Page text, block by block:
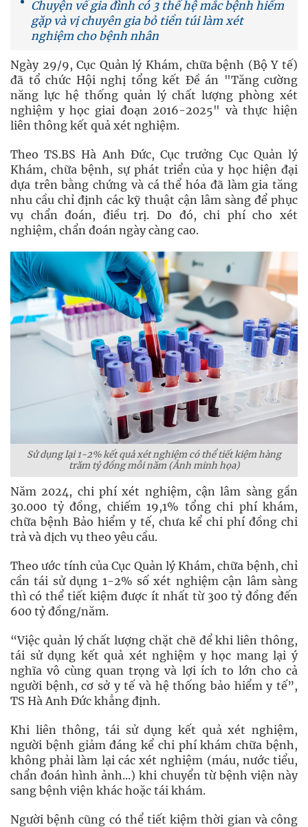
Chuyện về gia đình có 3 thế hệ mắc bệnh hiếm
gặp và vị chuyên gia bỏ tiền túi làm xét
nghiệm cho bệnh nhân
Ngày 29/9, Cục Quản lý Khám, chữa bệnh (Bộ Y tế)
đã tổ chức Hội nghị tổng kết Đề án "Tăng cường
năng lực hệ thống quản lý chất lượng phòng xét
nghiệm y học giai đoạn 2016-2025" và thực hiện
liên thông kết quả xét nghiệm.
Theo TS.BS Hà Anh Đức, Cục trưởng Cục Quản lý
Khám, chữa bệnh, sự phát triển của y học hiện đại
dựa trên bằng chứng và cá thể hóa đã làm gia tăng
nhu cầu chỉ định các kỹ thuật cận lâm sàng để phục
vụ chẩn đoán, điều trị. Do đó, chi phí cho xét
nghiệm, chẩn đoán ngày càng cao.
Sử dụng lại 1-2% kết quả xét nghiệm có thể tiết kiệm hàng
trăm tỷ đồng mỗi năm (Ảnh minh họa)
Năm 2024, chi phí xét nghiệm, cận lâm sàng gần
30.000 tỷ đồng, chiếm 19,1% tổng chi phí khám,
chữa bệnh Bảo hiểm y tế, chưa kể chi phí đồng chi
trả và dịch vụ theo yêu cầu.
Theo ước tính của Cục Quản lý Khám, chữa bệnh, chỉ
cần tái sử dụng 1-2% số xét nghiệm cận lâm sàng
thì có thể tiết kiệm được ít nhất từ 300 tỷ đồng đến
600 tỷ đồng/năm.
“Việc quản lý chất lượng chặt chẽ để khi liên thông,
tái sử dụng kết quả xét nghiệm y học mang lại ý
nghĩa vô cùng quan trọng và lợi ích to lớn cho cả
người bệnh, cơ sở y tế và hệ thống bảo hiểm y tế”,
TS Hà Anh Đức khẳng định.
Khi liên thông, tái sử dụng kết quả xét nghiệm,
người bệnh giảm đáng kể chi phí khám chữa bệnh,
không phải làm lại các xét nghiệm (máu, nước tiểu,
chẩn đoán hình ảnh...) khi chuyển từ bệnh viện này
sang bệnh viện khác hoặc tái khám.
Người bệnh cũng có thể tiết kiệm thời gian và công